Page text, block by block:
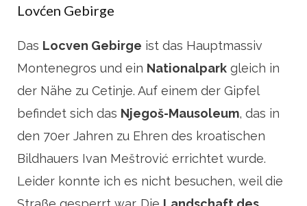
Lovćen Gebirge
Das Locven Gebirge ist das Hauptmassiv
Montenegros und ein Nationalpark gleich in
der Nähe zu Cetinje. Auf einem der Gipfel
befindet sich das Njegoš-Mausoleum, das in
den 70er Jahren zu Ehren des kroatischen
Bildhauers Ivan Meštrović errichtet wurde.
Leider konnte ich es nicht besuchen, weil die